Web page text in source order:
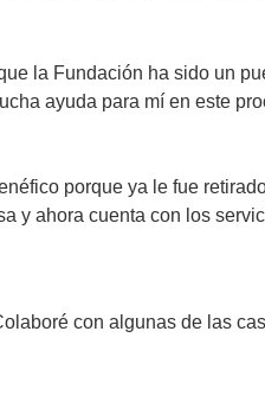
la Fundación ha sido un
ayuda para mí en este
porque ya le fue
y ahora cuenta con los
con algunas de las